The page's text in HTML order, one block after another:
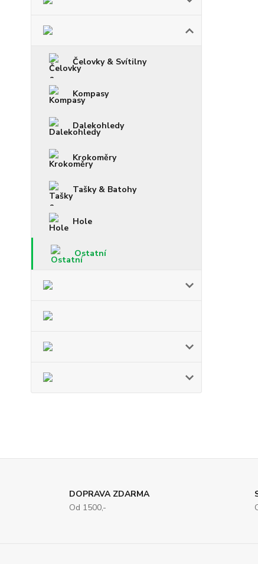
Čelovky & Svítilny
Kompasy
Dalekohledy
Krokoměry
Tašky & Batohy
Hole
Ostatní
DOPRAVA ZDARMA
Od 1500,-